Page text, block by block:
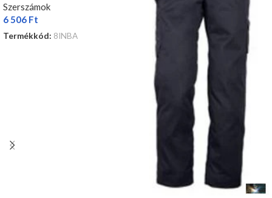
Szerszámok
6 506 Ft
Termékkód: 8INBA